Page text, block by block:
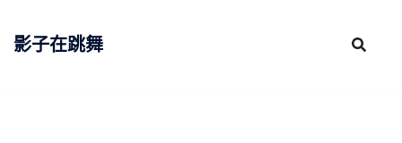
影子在跳舞